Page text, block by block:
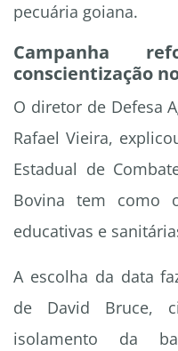
pecuária goiana.
Campanha
conscientização
O diretor de Defesa
Rafael Vieira,
Estadual de
Bovina tem como
educativas e
A escolha da data
de David Bruce,
isolamento da